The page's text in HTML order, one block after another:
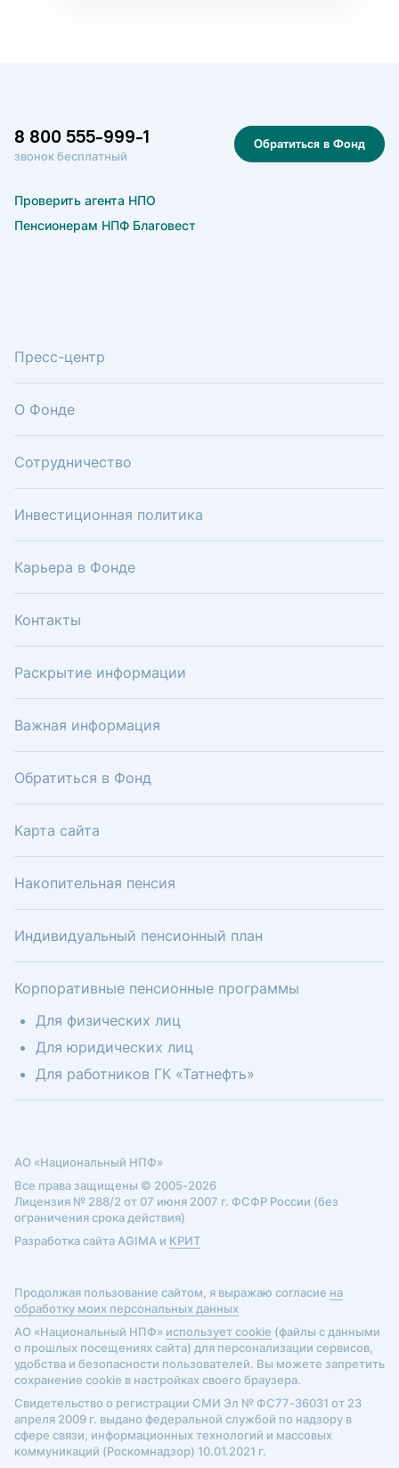
8 800 555-999-1
звонок бесплатный
Обратиться в Фонд
Проверить агента НПО
Пенсионерам НПФ Благовест
Пресс-центр
О Фонде
Сотрудничество
Инвестиционная политика
Карьера в Фонде
Контакты
Раскрытие информации
Важная информация
Обратиться в Фонд
Карта сайта
Накопительная пенсия
Индивидуальный пенсионный план
Корпоративные пенсионные программы
Для физических лиц
Для юридических лиц
Для работников ГК «Татнефть»
АО «Национальный НПФ»
Все права защищены © 2005-2026
Лицензия № 288/2 от 07 июня 2007 г. ФСФР России (без
ограничения срока действия)
Разработка сайта AGIMA и КРИТ
Продолжая пользование сайтом, я выражаю согласие на
обработку моих персональных данных
АО «Национальный НПФ» использует cookie (файлы с данными
о прошлых посещениях сайта) для персонализации сервисов,
удобства и безопасности пользователей. Вы можете запретить
сохранение cookie в настройках своего браузера.
Свидетельство о регистрации СМИ Эл № ФС77-36031 от 23
апреля 2009 г. выдано федеральной службой по надзору в
сфере связи, информационных технологий и массовых
коммуникаций (Роскомнадзор) 10.01.2021 г.